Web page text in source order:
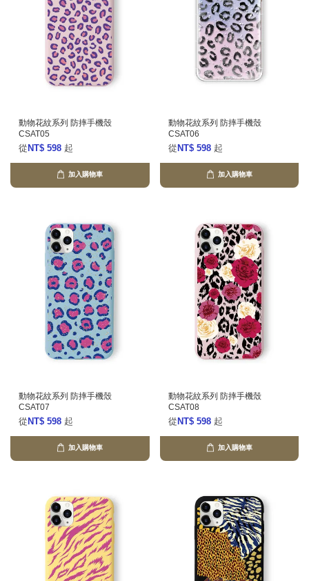
動物花紋系列 防摔手機殼
CSAT05
從NT$ 598 起
加入購物車
動物花紋系列 防摔手機殼
CSAT06
從NT$ 598 起
加入購物車
動物花紋系列 防摔手機殼
CSAT07
從NT$ 598 起
加入購物車
動物花紋系列 防摔手機殼
CSAT08
從NT$ 598 起
加入購物車